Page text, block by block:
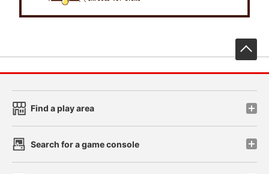
Find a play area
Search for a game console